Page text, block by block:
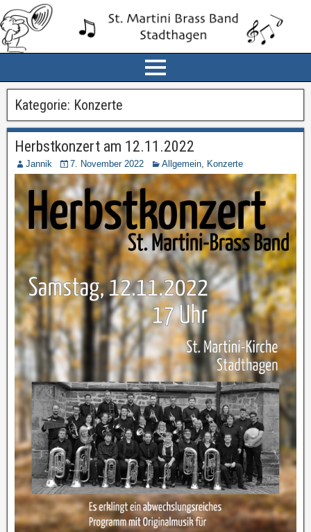
Kategorie: Konzerte
Herbstkonzert am 12.11.2022
Jannik 7. November 2022 Allgemein, Konzerte